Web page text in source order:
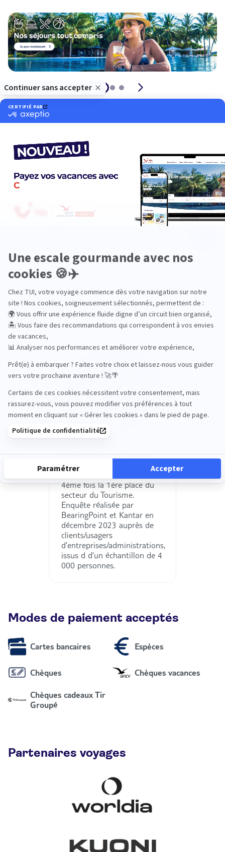
Pourquoi choisir TUI ?
Des hôtels choisis
avec soin
écoute
service
Les récompenses de TUI
du Podium de la Relation
Client 2024 !
TUI a décroché pour la
4ème fois la 1ère place du
secteur du Tourisme.
Enquête réalisée par
BearingPoint et Kantar en
décembre 2023 auprès de
clients/usagers
d’entreprises/administrations,
issus d d’un échantillon de 4
000 personnes.
Modes de paiement acceptés
Cartes bancaires Espèces
Chèques Chèques vacances
Chèques cadeaux Tir
Groupé
Partenaires voyages